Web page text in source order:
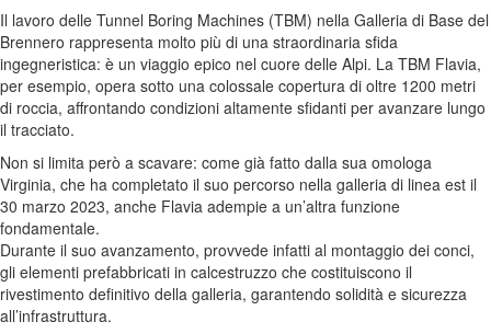
Il lavoro delle Tunnel Boring Machines (TBM) nella Galleria di Base del
Brennero rappresenta molto più di una straordinaria sfida
ingegneristica: è un viaggio epico nel cuore delle Alpi. La TBM Flavia,
per esempio, opera sotto una colossale copertura di oltre 1200 metri
di roccia, affrontando condizioni altamente sfidanti per avanzare lungo
il tracciato.
Non si limita però a scavare: come già fatto dalla sua omologa
Virginia, che ha completato il suo percorso nella galleria di linea est il
30 marzo 2023, anche Flavia adempie a un’altra funzione
fondamentale.
Durante il suo avanzamento, provvede infatti al montaggio dei conci,
gli elementi prefabbricati in calcestruzzo che costituiscono il
rivestimento definitivo della galleria, garantendo solidità e sicurezza
all’infrastruttura.